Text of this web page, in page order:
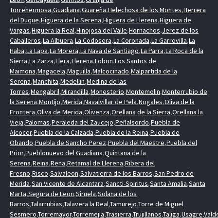
Torrehermosa,Guadiana,Guareña,Helechosa de los Montes,Herrera
del Duque,Higuera de la Serena,Higuera de Llerena,Higuera de
Vargas,Higuera la Real,Hinojosa del Valle,Hornachos,Jerez de los
Caballeros,La Albuera,La Codosera,La Coronada,La Garrovilla,La
Haba,La Lapa,La Morera,La Nava de Santiago,La Parra,La Roca de la
Sierra,La Zarza,Llera,Llerena,Lobon,Los Santos de
Maimona,Magacela,Maguilla,Malcocinado,Malpartida de la
Serena,Manchita,Medellin,Medina de las
Torres,Mengabril,Mirandilla,Monesterio,Montemolin,Monterrubio de
la Serena,Montijo,Merida,Navalvillar de Pela,Nogales,Oliva de la
Frontera,Oliva de Merida,Olivenza,Orellana de la Sierra,Orellana la
Vieja,Palomas,Peraleda del Zaucejo,Peñalsordo,Puebla de
Alcocer,Puebla de la Calzada,Puebla de la Reina,Puebla de
Obando,Puebla de Sancho Perez,Puebla del Maestre,Puebla del
Prior,Pueblonuevo del Guadiana,Quintana de la
Serena,Reina,Rena,Retamal de Llerena,Ribera del
Fresno,Risco,Salvaleon,Salvatierra de los Barros,San Pedro de
Merida,San Vicente de Alcantara,Sancti-Spiritus,Santa Amalia,Santa
Marta,Segura de Leon,Siruela,Solana de los
Barros,Talarrubias,Talavera la Real,Tamurejo,Torre de Miguel
Sesmero,Torremayor,Torremejia,Trasierra,Trujillanos,Taliga,Usagre,